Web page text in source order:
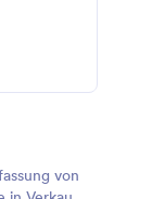
von